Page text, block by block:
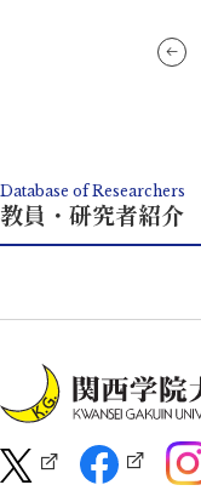
Database of Researchers
教員・研究者紹介